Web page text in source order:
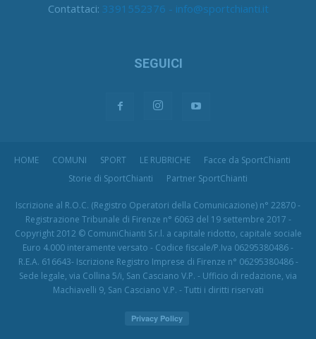
Contattaci: 3391552376 - info@sportchianti.it
SEGUICI
HOME COMUNI SPORT LE RUBRICHE
Facce da SportChianti
Storie di SportChianti
Partner SportChianti
Iscrizione al R.O.C. (Registro Operatori della Comunicazione) n° 22870 -
Registrazione Tribunale di Firenze n° 6063 del 19 settembre 2017 -
Copyright 2012 © ComuniChianti S.r.l. a capitale ridotto, capitale sociale
Euro 4.000 interamente versato - Codice fiscale/P.Iva 06295380486 -
R.E.A. 616643- Iscrizione Registro Imprese di Firenze n° 06295380486 -
Sede legale, via Collina 5/i, San Casciano V.P. - Ufficio di redazione, via
Machiavelli 9, San Casciano V.P. - Tutti i diritti riservati